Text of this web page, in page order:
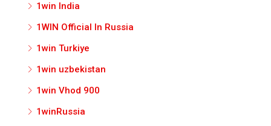
1win India
1WIN Official In Russia
1win Turkiye
1win uzbekistan
1win Vhod 900
1winRussia